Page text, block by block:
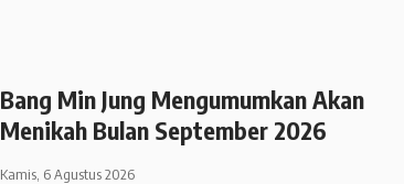
Bang Min Jung Mengumumkan Akan
Menikah Bulan September 2026
Kamis, 6 Agustus 2026